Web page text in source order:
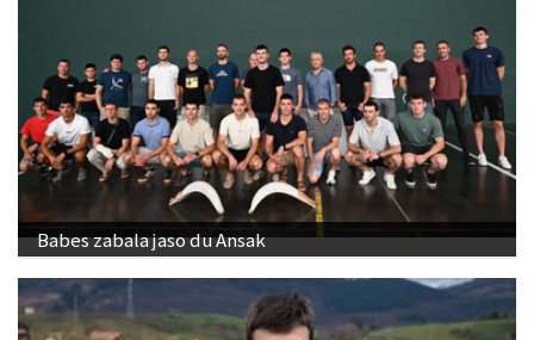
Babes zabala jaso du Ansak